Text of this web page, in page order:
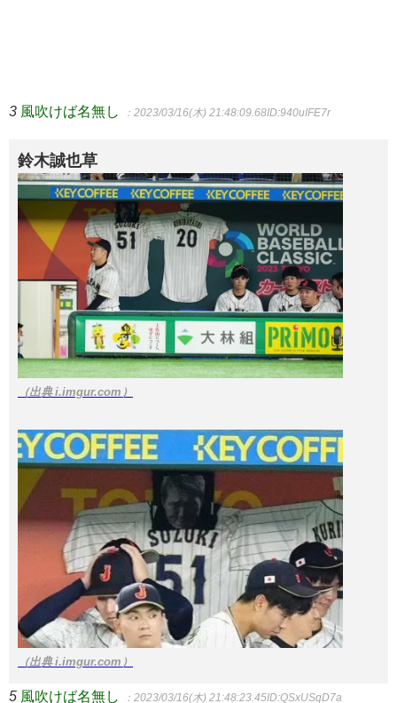
3 風吹けば名無し ：2023/03/16(木) 21:48:09.68ID:940uIFE7r
鈴木誠也草
（出典 i.imgur.com）
（出典 i.imgur.com）
5 風吹けば名無し ：2023/03/16(木) 21:48:23.45ID:QSxUSqD7a